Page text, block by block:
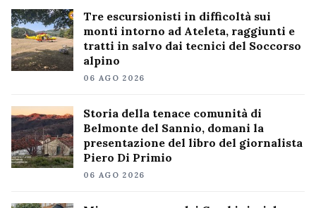
Tre escursionisti in difficoltà sui
monti intorno ad Ateleta, raggiunti e
tratti in salvo dai tecnici del Soccorso
alpino
06 AGO 2026
Storia della tenace comunità di
Belmonte del Sannio, domani la
presentazione del libro del giornalista
Piero Di Primio
06 AGO 2026